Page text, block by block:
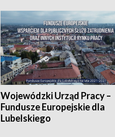
Wojewódzki Urząd Pracy –
Fundusze Europejskie dla
Lubelskiego